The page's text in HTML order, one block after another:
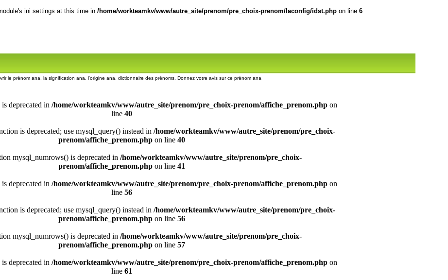
ini settings at this time in /home/workteamkv/www/autre_site/prenom/pre_choix-prenom/laconfig/idst.php on line 6
le prénom ana, la signification ana, l'origine ana, dictionnaire des prénoms. Donnez votre avis sur ce prénom ana
deprecated in /home/workteamkv/www/autre_site/prenom/pre_choix-prenom/affiche_prenom.php on
line 40
is deprecated; use mysql_query() instead in /home/workteamkv/www/autre_site/prenom/pre_choix-
prenom/affiche_prenom.phpon line 40
mysql_numrows() is deprecated in /home/workteamkv/www/autre_site/prenom/pre_choix-
prenom/affiche_prenom.phpon line 41
deprecated in /home/workteamkv/www/autre_site/prenom/pre_choix-prenom/affiche_prenom.php on
line 56
is deprecated; use mysql_query() instead in /home/workteamkv/www/autre_site/prenom/pre_choix-
prenom/affiche_prenom.phpon line 56
mysql_numrows() is deprecated in /home/workteamkv/www/autre_site/prenom/pre_choix-
prenom/affiche_prenom.phpon line 57
deprecated in /home/workteamkv/www/autre_site/prenom/pre_choix-prenom/affiche_prenom.php on
line 61